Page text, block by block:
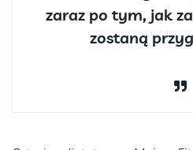
zaraz po tym, jak
zostaną